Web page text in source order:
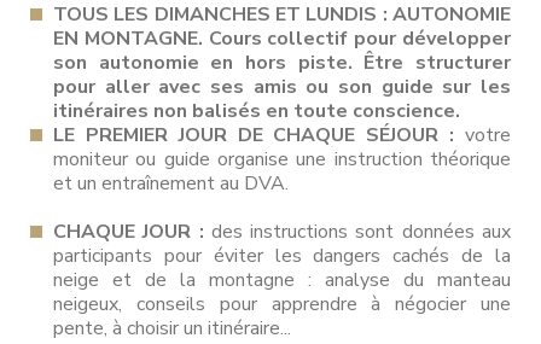
TOUS LES DIMANCHES ET LUNDIS : AUTONOMIE
EN MONTAGNE. Cours collectif pour développer
son autonomie en hors piste. Être structurer
pour aller avec ses amis ou son guide sur les
itinéraires non balisés en toute conscience.
LE PREMIER JOUR DE CHAQUE SÉJOUR : votre
moniteur ou guide organise une instruction théorique
et un entraînement au DVA.
CHAQUE JOUR : des instructions sont données aux
participants pour éviter les dangers cachés de la
neige et de la montagne : analyse du manteau
neigeux, conseils pour apprendre à négocier une
pente, à choisir un itinéraire...